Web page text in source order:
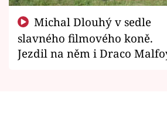
slavného filmového koně.
Jezdil na něm i Draco